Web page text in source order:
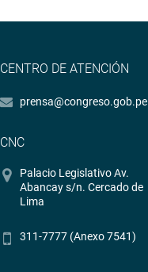
CENTRO DE ATENCIÓN
prensa@congreso.gob.pe
CNC
Palacio Legislativo Av.
Abancay s/n. Cercado de
Lima
311-7777 (Anexo 7541)